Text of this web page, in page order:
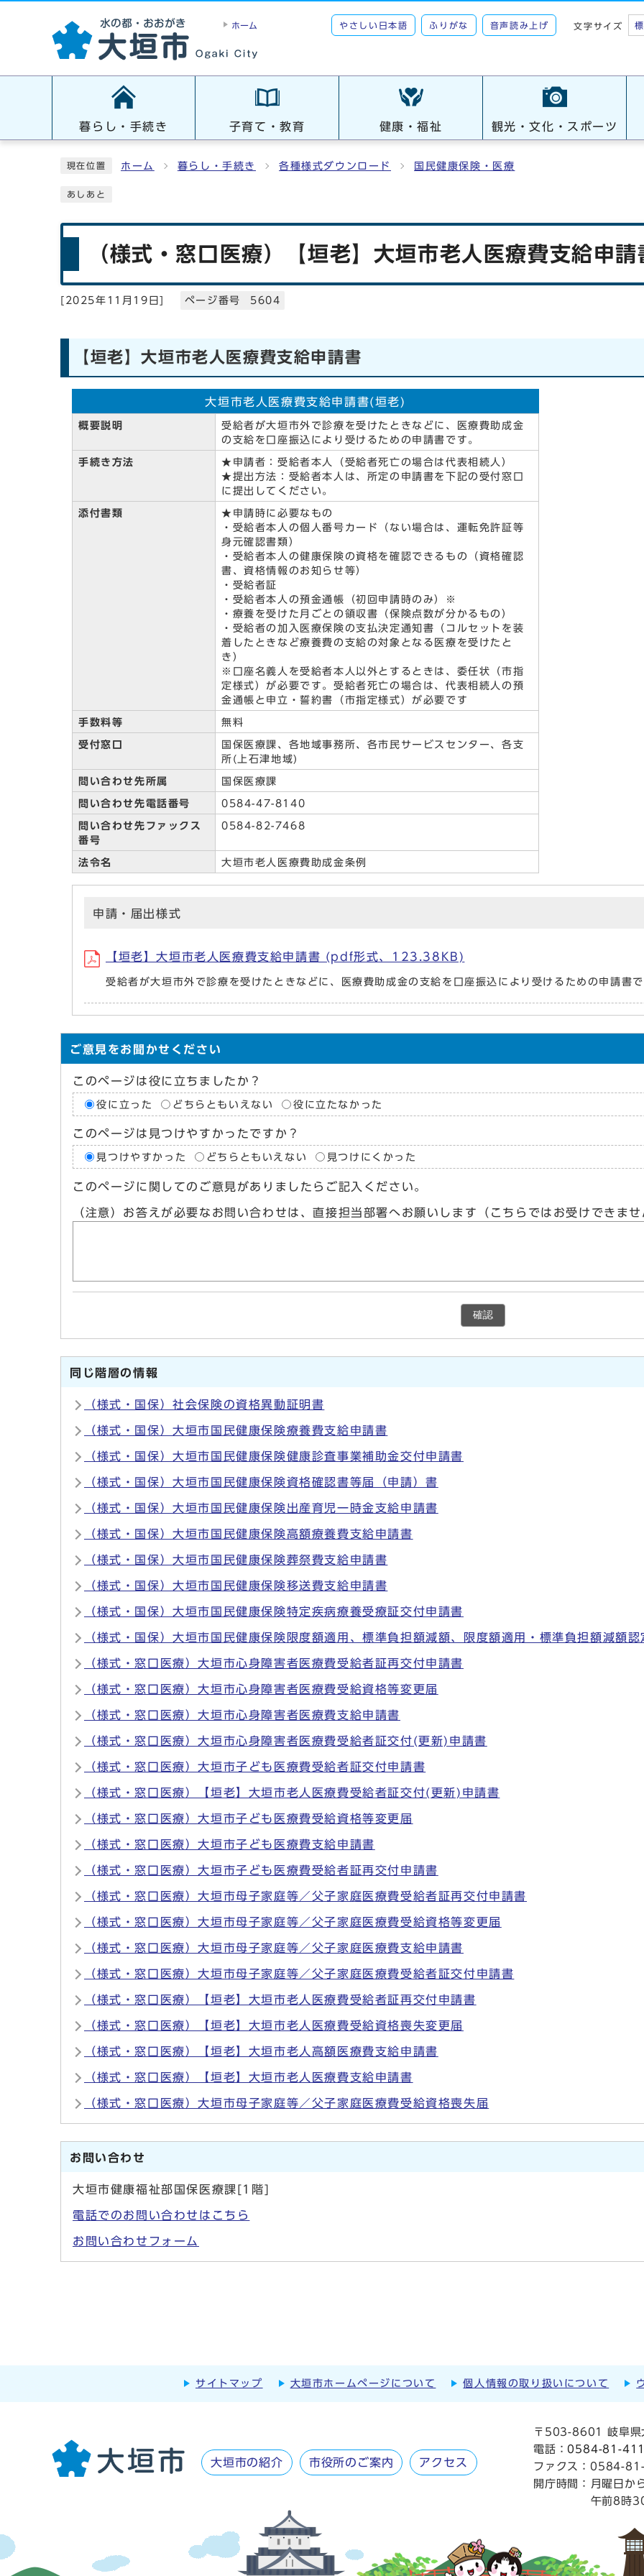
ホーム やさしい日本語 ふりがな 音声読み上げ 文字サイズ
暮らし・手続き 子育て・教育 健康・福祉 観光・文化・スポーツ
現在位置 ホーム 暮らし・手続き 各種様式ダウンロード 国民健康保険・医療
あしあと
（様式・窓口医療）【垣老】大垣市老人医療費支給申請
2025年11月19日 ページ番号 5604
【垣老】大垣市老人医療費支給申請書
大垣市老人医療費支給申請書(垣老)
概要説明
受給者が大垣市外で診療を受けたときなどに、医療費助成金
の支給を口座振込により受けるための申請書です。
手続き方法
★申請者：受給者本人（受給者死亡の場合は代表相続人）
★提出方法：受給者本人は、所定の申請書を下記の受付窓口
に提出してください。
添付書類
★申請時に必要なもの
・受給者本人の個人番号カード（ない場合は、運転免許証等
身元確認書類）
・受給者本人の健康保険の資格を確認できるもの（資格確認
書、資格情報のお知らせ等）
・受給者証
・受給者本人の預金通帳（初回申請時のみ）※
・療養を受けた月ごとの領収書（保険点数が分かるもの）
・受給者の加入医療保険の支払決定通知書（コルセットを装
着したときなど療養費の支給の対象となる医療を受けたと
き）
※口座名義人を受給者本人以外とするときは、委任状（市指
定様式）が必要です。受給者死亡の場合は、代表相続人の預
金通帳と申立・誓約書（市指定様式）が必要です
手数料等 無料
受付窓口
国保医療課、各地域事務所、各市民サービスセンター、各支
所(上石津地域)
問い合わせ先所属 国保医療課
問い合わせ先電話番号 0584-47-8140
問い合わせ先ファックス
番号
0584-82-7468
法令名 大垣市老人医療費助成金条例
申請・届出様式
【垣老】大垣市老人医療費支給申請書 (pdf形式、123.38KB)
受給者が大垣市外で診療を受けたときなどに、医療費助成金の支給を口座振込により受けるための申請書
ご意見をお聞かせください
このページは役に立ちましたか？
役に立った どちらともいえない 役に立たなかった
このページは見つけやすかったですか？
見つけやすかった どちらともいえない 見つけにくかった
このページに関してのご意見がありましたらご記入ください。
（注意）お答えが必要なお問い合わせは、直接担当部署へお願いします（こちらではお受けできま
確認
同じ階層の情報
（様式・国保）社会保険の資格異動証明書
（様式・国保）大垣市国民健康保険療養費支給申請書
（様式・国保）大垣市国民健康保険健康診査事業補助金交付申請書
（様式・国保）大垣市国民健康保険資格確認書等届（申請）書
（様式・国保）大垣市国民健康保険出産育児一時金支給申請書
（様式・国保）大垣市国民健康保険高額療養費支給申請書
（様式・国保）大垣市国民健康保険葬祭費支給申請書
（様式・国保）大垣市国民健康保険移送費支給申請書
（様式・国保）大垣市国民健康保険特定疾病療養受療証交付申請書
（様式・国保）大垣市国民健康保険限度額適用、標準負担額減額、限度額適用・標準負担額減額
（様式・窓口医療）大垣市心身障害者医療費受給者証再交付申請書
（様式・窓口医療）大垣市心身障害者医療費受給資格等変更届
（様式・窓口医療）大垣市心身障害者医療費支給申請書
（様式・窓口医療）大垣市心身障害者医療費受給者証交付(更新)申請書
（様式・窓口医療）大垣市子ども医療費受給者証交付申請書
（様式・窓口医療）【垣老】大垣市老人医療費受給者証交付(更新)申請書
（様式・窓口医療）大垣市子ども医療費受給資格等変更届
（様式・窓口医療）大垣市子ども医療費支給申請書
（様式・窓口医療）大垣市子ども医療費受給者証再交付申請書
（様式・窓口医療）大垣市母子家庭等／父子家庭医療費受給者証再交付申請書
（様式・窓口医療）大垣市母子家庭等／父子家庭医療費受給資格等変更届
（様式・窓口医療）大垣市母子家庭等／父子家庭医療費支給申請書
（様式・窓口医療）大垣市母子家庭等／父子家庭医療費受給者証交付申請書
（様式・窓口医療）【垣老】大垣市老人医療費受給者証再交付申請書
（様式・窓口医療）【垣老】大垣市老人医療費受給資格喪失変更届
（様式・窓口医療）【垣老】大垣市老人高額医療費支給申請書
（様式・窓口医療）【垣老】大垣市老人医療費支給申請書
（様式・窓口医療）大垣市母子家庭等／父子家庭医療費受給資格喪失届
お問い合わせ
大垣市健康福祉部国保医療課[1階]
電話でのお問い合わせはこちら
お問い合わせフォーム
サイトマップ 大垣市ホームページについて 個人情報の取り扱いについて
大垣市の紹介 市役所のご案内 アクセス
〒503-8601 岐阜県
電話：0584-81-
ファクス：0584-
開庁時間： 月曜日か
午前8時